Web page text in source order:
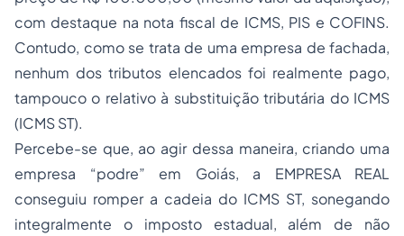
com destaque na nota fiscal de ICMS, PIS e COFINS.
Contudo, como se trata de uma empresa de fachada,
nenhum dos tributos elencados foi realmente pago,
tampouco o relativo à substituição tributária do ICMS
(ICMS ST).
Percebe-se que, ao agir dessa maneira, criando uma
empresa “podre” em Goiás, a EMPRESA REAL
conseguiu romper a cadeia do ICMS ST, sonegando
integralmente o imposto estadual, além de não